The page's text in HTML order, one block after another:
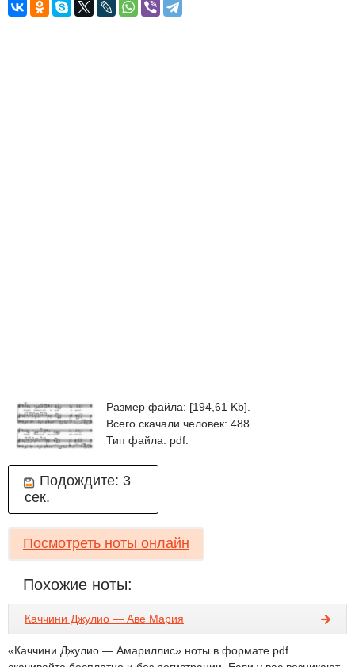
Размер файла: [194,61 Kb].
Всего скачали человек: 488.
Тип файла: pdf.
Подождите: 3
сек.
Посмотреть ноты онлайн
Похожие ноты:
Каччини Джулио — Аве Мария
«Каччини Джулио — Амариллис» ноты в формате pdf